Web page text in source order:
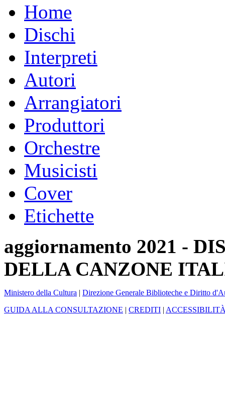
Home
Dischi
Interpreti
Autori
Arrangiatori
Produttori
Orchestre
Musicisti
Cover
Etichette
aggiornamento 2021 -
DELLA CANZONE
Ministero della Cultura | Direzione Generale Biblioteche e Diritto
GUIDA ALLA CONSULTAZIONE | CREDITI |